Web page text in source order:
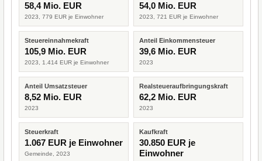
58,4 Mio. EUR
2023, 779 EUR je Einwohner
54,0 Mio. EUR
2023, 721 EUR je Einwohner
Steuereinnahmekraft
105,9 Mio. EUR
2023, 1.414 EUR je Einwohner
Anteil Einkommensteuer
39,6 Mio. EUR
2023
Anteil Umsatzsteuer
8,52 Mio. EUR
2023
Realsteueraufbringungskraft
62,2 Mio. EUR
2023
Steuerkraft
1.067 EUR je Einwohner
Gemeinde, 2023
Kaufkraft
30.850 EUR je
Einwohner